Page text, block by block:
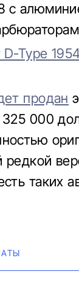
с
Type
продан
000
таких